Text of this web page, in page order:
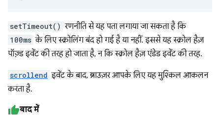
setTimeout() रणनीति से यह पता लगाया जा सकता है कि
100ms के लिए स्क्रोलिंग बंद हो गई है या नहीं. इससे यह स्क्रोल हैज़
पॉज़्ड इवेंट की तरह हो जाता है, न कि स्क्रोल हैज़ एंडेड इवेंट की तरह.
scrollend इवेंट के बाद, ब्राउज़र आपके लिए यह मुश्किल आकलन
करता है.
बाद में